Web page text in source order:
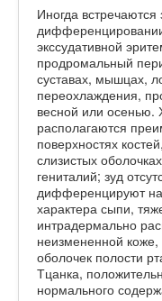
Иногда
экссудативной
продромальный
суставах, мышцах,
переохлаждения,
весной или осенью.
располагаются
поверхностях
слизистых
гениталий; зуд
дифференцируют
характера сыпи,
интрадермально
неизмененной коже,
оболочек полости
Тцанка,
нормального